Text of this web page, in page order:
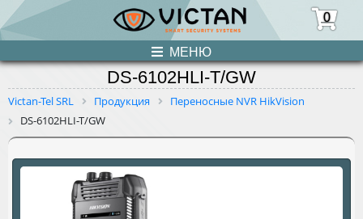
0
МЕНЮ
ПРОДУКЦИЯ
DS-6102HLI-T/GW
Victan-Tel SRL Продукция
Переносные NVR HikVision
DS-6102HLI-T/GW